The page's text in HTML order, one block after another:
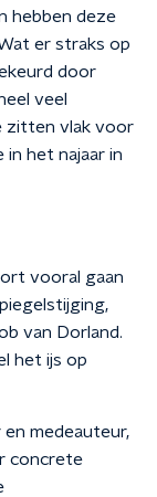
hebben deze
er straks op
door
veel
zitten vlak voor
het najaar in
vooral gaan
van Dorland.
het ijs op
medeauteur,
concrete